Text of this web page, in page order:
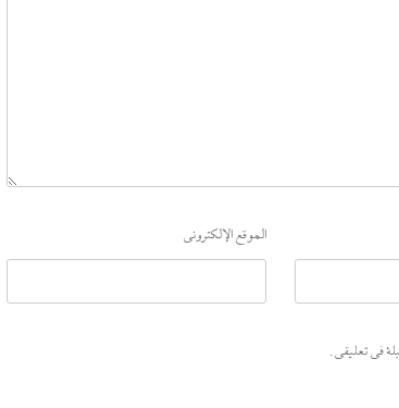
الموقع الإلكتروني
في تعليقي.